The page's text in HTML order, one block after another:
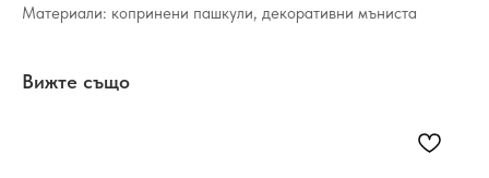
Материали: копринени пашкули, декоративни мъниста
Вижте също